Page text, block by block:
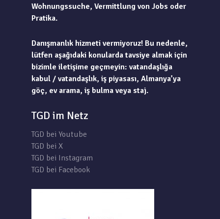
Wohnungssuche, Vermittlung von Jobs oder
Pratika.
Danışmanlık hizmeti vermiyoruz! Bu nedenle,
lütfen aşağıdaki konularda tavsiye almak için
bizimle iletişime geçmeyin: vatandaşlığa
kabul / vatandaşlık, iş piyasası, Almanya’ya
göç, ev arama, iş bulma veya staj.
TGD im Netz
TGD bei Youtube
TGD bei X
TGD bei Instagram
TGD bei Facebook